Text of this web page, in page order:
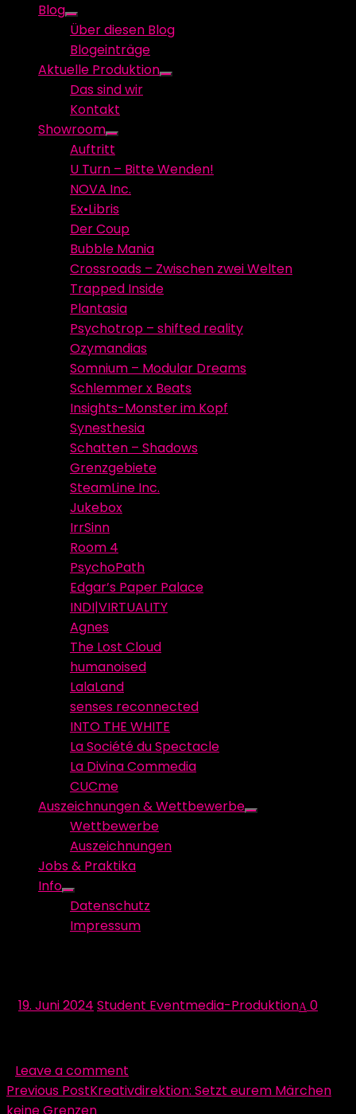
Blog
Show
sub
menu
Über diesen Blog
Blogeinträge
Aktuelle Produktion
Show
Das sind wir
Kontakt
Showroom
Show
sub
menu
Auftritt
U Turn – Bitte Wenden!
NOVA Inc.
Ex•Libris
Der Coup
Bubble Mania
Crossroads – Zwischen zwei Welten
Trapped Inside
Plantasia
Psychotrop – shifted reality
Ozymandias
Somnium – Modular Dreams
Schlemmer x Beats
Insights-Monster im Kopf
Synesthesia
Schatten – Shadows
Grenzgebiete
SteamLine Inc.
Jukebox
IrrSinn
Room 4
PsychoPath
Edgar’s Paper Palace
INDI|VIRTUALITY
Agnes
The Lost Cloud
humanoised
LalaLand
senses reconnected
INTO THE WHITE
La Société du Spectacle
La Divina Commedia
CUCme
Auszeichnungen & Wettbewerbe
Show
Wettbewerbe
Auszeichnungen
Jobs & Praktika
Info
Show
sub
menu
Datenschutz
Impressum
Posted
19. Juni 2024 Author
Student Eventmedia-Produktion 0
Leave a comment
Beitragsnavigation
Previous PostKreativdirektion: Setzt eurem Märchen
keine Grenzen